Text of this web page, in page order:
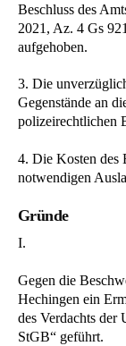
Beschluss des
2021, Az. 4 Gs
aufgehoben.
3. Die
Gegenstände an
polizeirechtlichen
4. Die Kosten des
notwendigen
Gründe
I.
Gegen die
Hechingen ein
des Verdachts der
StGB“ geführt.